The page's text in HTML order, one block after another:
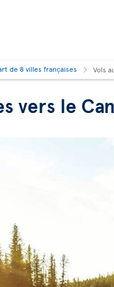
de 8 villes françaises Vols
vers le